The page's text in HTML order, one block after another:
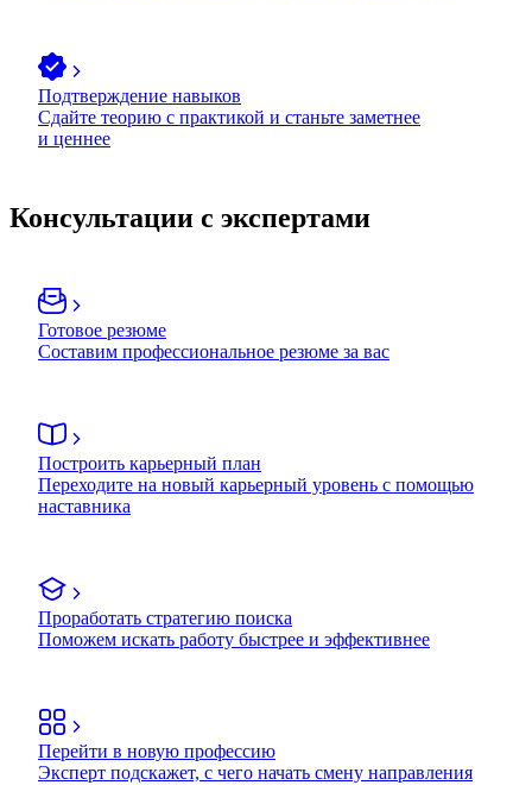
Подтверждение навыков
Сдайте теорию с практикой и станьте заметнее
и ценнее
Консультации с экспертами
Готовое резюме
Составим профессиональное резюме за вас
Построить карьерный план
Переходите на новый карьерный уровень с помощью
наставника
Проработать стратегию поиска
Поможем искать работу быстрее и эффективнее
Перейти в новую профессию
Эксперт подскажет, с чего начать смену направления